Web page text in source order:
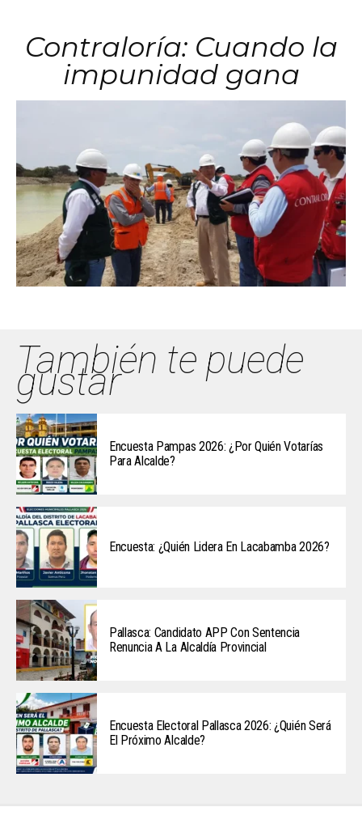
Contraloría: Cuando la
impunidad gana
También te puede
gustar
Encuesta Pampas 2026: ¿Por Quién Votarías
Para Alcalde?
Encuesta: ¿Quién Lidera En Lacabamba 2026?
Pallasca: Candidato APP Con Sentencia
Renuncia A La Alcaldía Provincial
Encuesta Electoral Pallasca 2026: ¿Quién Será
El Próximo Alcalde?